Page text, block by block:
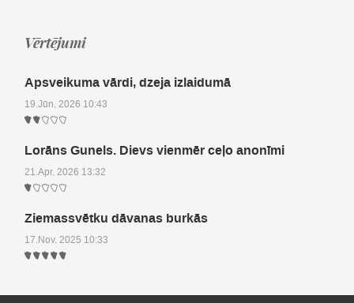
Vērtējumi
Apsveikuma vārdi, dzeja izlaidumā
19.Jūn, 2026 10:43
Lorāns Gunels. Dievs vienmēr ceļo anonīmi
21.Apr, 2026 13:32
Ziemassvētku dāvanas burkās
17.Nov, 2025 10:33